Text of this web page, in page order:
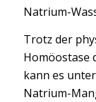
Natrium-
Trotz der
Homöostase
kann es
Natrium-